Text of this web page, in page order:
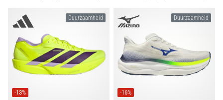
Duurzaamheid
-13%
Duurzaamheid
-16%